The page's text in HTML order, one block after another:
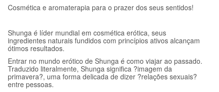
Cosmética e aromaterapia para o prazer dos seus sentidos!
Shunga é líder mundial em cosmética erótica, seus
ingredientes naturais fundidos com princípios ativos alcançam
ótimos resultados.
Entrar no mundo erótico de Shunga é como viajar ao passado.
Traduzido literalmente, Shunga significa ?imagem da
primavera?, uma forma delicada de dizer ?relações sexuais?
entre pessoas.